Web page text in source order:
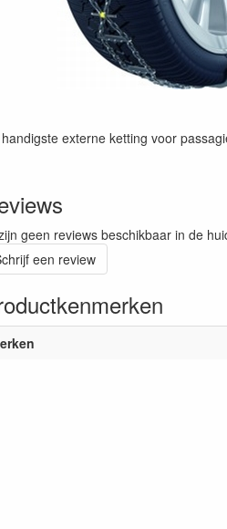
externe ketting voor
geen reviews beschikbaar in de
een review